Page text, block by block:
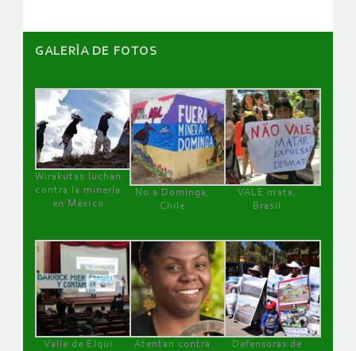
GALERÌA DE FOTOS
Wirakutas luchan
contra la minería
en México
No a Dominga,
Chile
VALE mata,
Brasil
Valle de Elqui
Atentan contra
Defensoras de